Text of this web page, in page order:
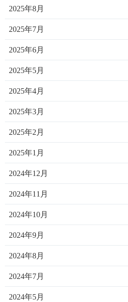
2025年8月
2025年7月
2025年6月
2025年5月
2025年4月
2025年3月
2025年2月
2025年1月
2024年12月
2024年11月
2024年10月
2024年9月
2024年8月
2024年7月
2024年5月